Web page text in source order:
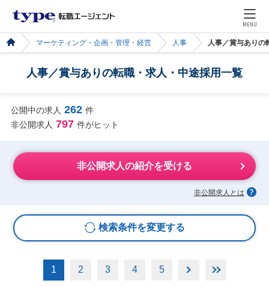
MENU
マーケティング・企画・管理・経営 人事 人事／賞与ありの
人事／賞与ありの転職・求人・中途採用一覧
公開中の求人 262 件
非公開求人 797 件がヒット
非公開求人の紹介を受ける
非公開求人とは
検索条件を変更する
1 2 3 4 5